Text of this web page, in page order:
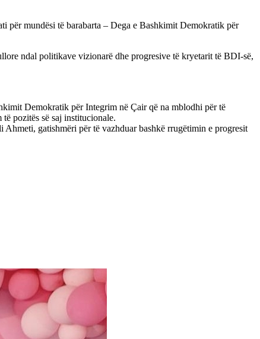
për mundësi të barabarta – Dega e Bashkimit Demokratik për
ndal politikave vizionarë dhe progresive të kryetarit të BDI-së,
Demokratik për Integrim në Çair që na mblodhi për të
pozitës së saj institucionale.
gatishmëri për të vazhduar bashkë rrugëtimin e progresit